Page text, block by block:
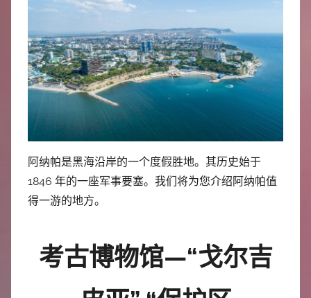
斯
文
化
中
心
阿纳帕是黑海沿岸的一个度假胜地。其历史始于
1846 年的一座军事要塞。我们将为您介绍阿纳帕值
得一游的地方。
考古博物馆—“戈尔吉